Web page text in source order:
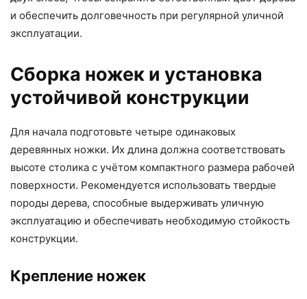
и обеспечить долговечность при регулярной уличной
эксплуатации.
Сборка ножек и установка
устойчивой конструкции
Для начала подготовьте четыре одинаковых
деревянных ножки. Их длина должна соответствовать
высоте столика с учётом компактного размера рабочей
поверхности. Рекомендуется использовать твердые
породы дерева, способные выдерживать уличную
эксплуатацию и обеспечивать необходимую стойкость
конструкции.
Крепление ножек